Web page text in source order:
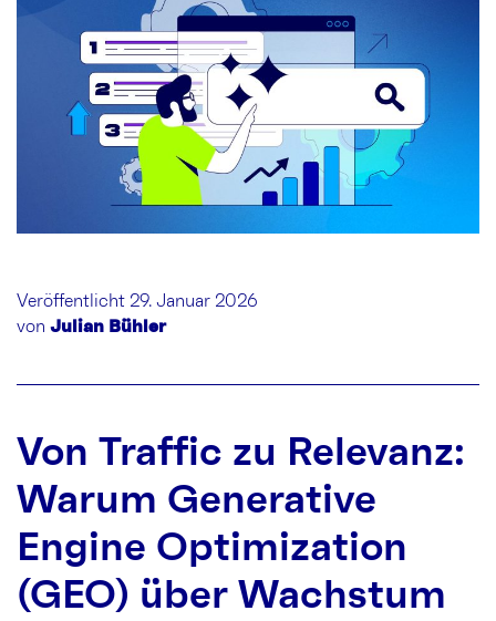
Veröffentlicht 29. Januar 2026
von Julian Bühler
Von Traffic zu Relevanz:
Warum Generative
Engine Optimization
(GEO) über Wachstum